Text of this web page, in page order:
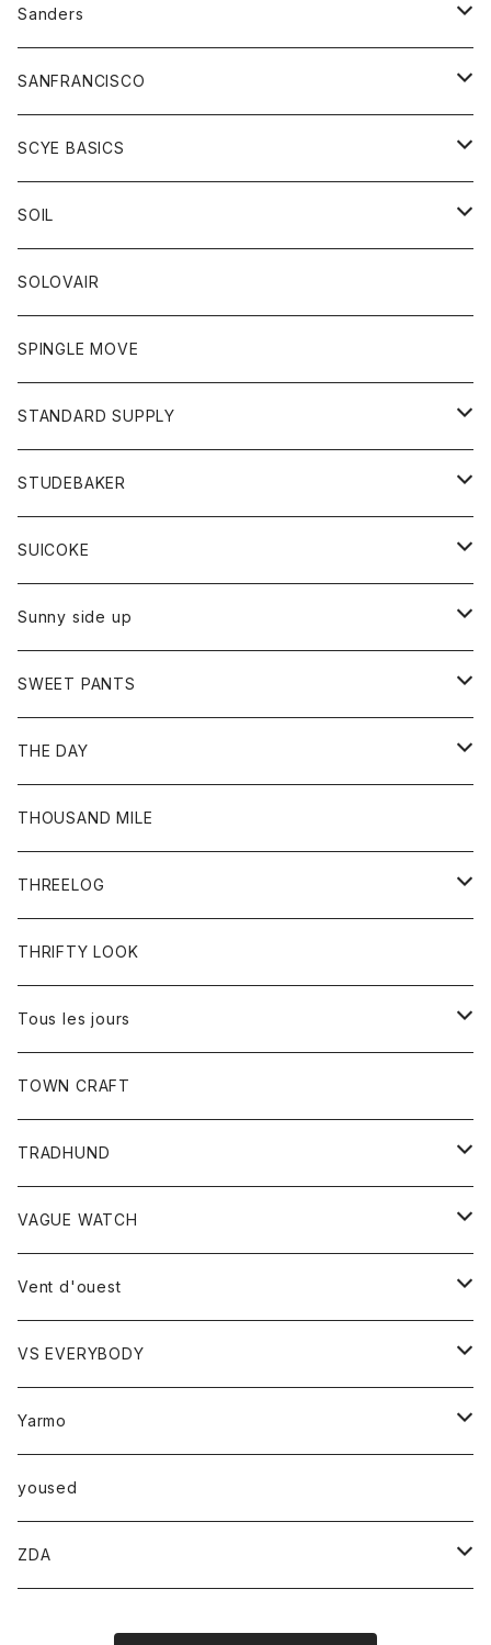
ニット
ベスト
ボトム
ワンピース
ペインターパンツ
帽子
アウター
コート
パーカー
スカート
Tシャツ
トップス
Tシャツ
トレーナー
ボトム
ショートパンツ
スカート
レディース
スカート
Tシャツ
アクセサリー
バック
Sanders
グッズ
靴
SANFRANCISCO
アウター
カーディガン
コート
グッズ
ネクタイ
グローブ
アクセサリー
トップス
カットソー
カーディガン
ボトム
ショートパンツ
パンツ
レディース
カットソー
カーディガン
ワンピース
コート
SCYE BASICS
ボトム
ジーンズ
チノパン
トップス
ポロシャツ
ベスト
靴
SOIL
靴
ワンピース
トップス
カットソー
ボトム
パンツ
オーバーオール
SOLOVAIR
SPINGLE MOVE
STANDARD SUPPLY
財布
バッグ
STUDEBAKER
アクセサリー
ブレスレット
リング
SUICOKE
ブーツ
サンダル
Sunny side up
アウター
Ｇジャン
ボトム
ジーンズ
SWEET PANTS
ボトム
ショートパンツ
THE DAY
トップス
Tシャツ
THOUSAND MILE
THREELOG
トップス
Tシャツ
THRIFTY LOOK
Tous les jours
トップス
レディース
カットソー
TOWN CRAFT
TRADHUND
セーター
ベスト
VAGUE WATCH
時計
Vent d'ouest
ボトム
スカート
トップス
ベスト
VS EVERYBODY
トップス
Ｔシャツ
Yarmo
アウター
コート
小物
yoused
ZDA